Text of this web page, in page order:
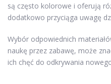
są często kolorowe i oferują
dodatkowo przyciąga uwagę
Wybór odpowiednich
naukę przez zabawę, może
ich chęć do odkrywania